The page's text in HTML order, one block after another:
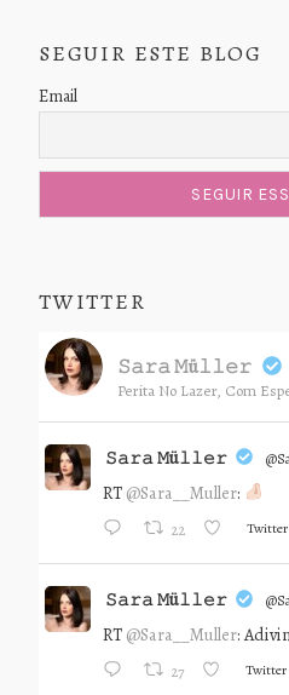
SEGUIR ESTE BLOG
Email
TWITTER
𝚂𝚊𝚛𝚊 𝙼ü𝚕𝚕𝚎𝚛
Perita No Lazer, Com
𝚂𝚊𝚛𝚊 𝙼ü𝚕𝚕𝚎𝚛
RT @Sara__Muller:
22 Twitter
𝚂𝚊𝚛𝚊 𝙼ü𝚕𝚕𝚎𝚛
RT @Sara__Muller:
27 Twitter